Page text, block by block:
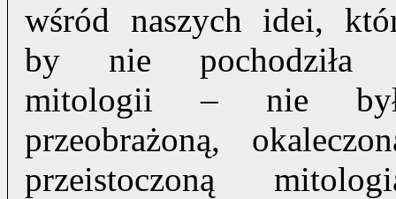
wśród naszych idei,
by nie pochodziła
mitologii – nie
przeobrażoną,
przeistoczoną